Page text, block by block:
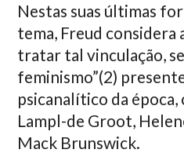
Nestas suas últimas
tema, Freud considera
tratar tal vinculação,
feminismo”(2)
psicanalítico da época,
Lampl-de Groot,
Mack Brunswick.